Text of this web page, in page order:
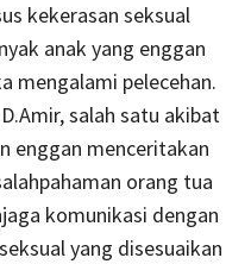
kekerasan seksual
anak yang enggan
mengalami pelecehan.
salah satu akibat
enggan menceritakan
orang tua
komunikasi dengan
yang disesuaikan